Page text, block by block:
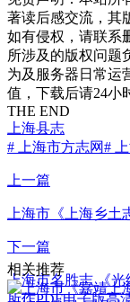
著读后感交流，其
如有侵权，请联系
所涉及的版权问题
为及服务器日常运
值，下载后请24小
THE END
上海县志
# 上海市方志网#
上一篇
上海市《上海乡
下一篇
上海市名胜志 《
所作PDF电子版高
相关推荐